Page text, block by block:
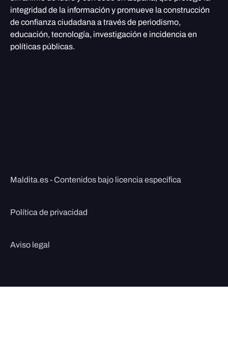
integridad de la información y promueve la construcción
de confianza ciudadana a través de periodismo,
educación, tecnología, investigación e incidencia en
políticas públicas.
Maldita.es - Contenidos bajo licencia específica
Política de privacidad
Aviso legal